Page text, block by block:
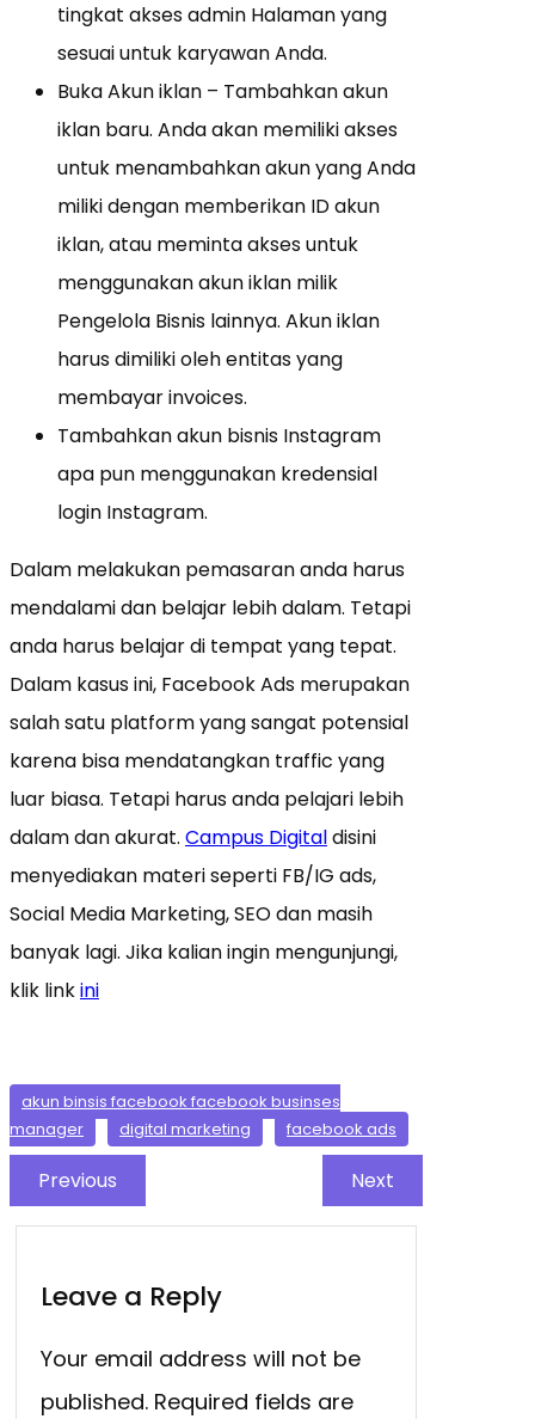
tingkat akses admin Halaman yang
sesuai untuk karyawan Anda.
Buka Akun iklan – Tambahkan akun
iklan baru. Anda akan memiliki akses
untuk menambahkan akun yang Anda
miliki dengan memberikan ID akun
iklan, atau meminta akses untuk
menggunakan akun iklan milik
Pengelola Bisnis lainnya. Akun iklan
harus dimiliki oleh entitas yang
membayar invoices.
Tambahkan akun bisnis Instagram
apa pun menggunakan kredensial
login Instagram.
Dalam melakukan pemasaran anda harus
mendalami dan belajar lebih dalam. Tetapi
anda harus belajar di tempat yang tepat.
Dalam kasus ini, Facebook Ads merupakan
salah satu platform yang sangat potensial
karena bisa mendatangkan traffic yang
luar biasa. Tetapi harus anda pelajari lebih
dalam dan akurat. Campus Digitaldisini
menyediakan materi seperti FB/IG ads,
Social Media Marketing, SEO dan masih
banyak lagi. Jika kalian ingin mengunjungi,
klik linkini
akun binsis facebook facebook businses
manager
digital marketing facebook ads
Previous Next
Leave a Reply
Your email address will not be
published. Required fields are